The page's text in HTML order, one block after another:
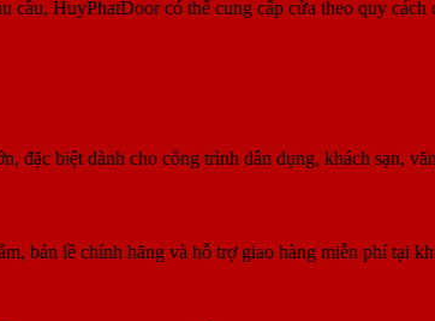
HuyPhatDoor có thể cung cấp cửa theo quy cách
đặc biệt dành cho công trình dân dụng, khách sạn,
bản lề chính hãng và hỗ trợ giao hàng miễn phí tại